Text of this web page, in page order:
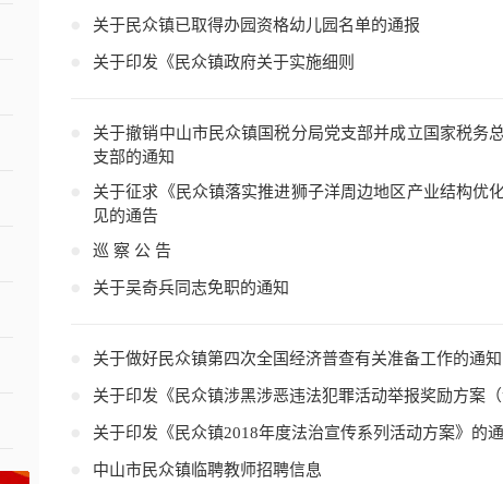
关于民众镇已取得办园资格幼儿园名单的通报
关于印发《民众镇政府关于实施细则
关于撤销中山市民众镇国税分局党支部并成立国家税务
支部的通知
关于征求《民众镇落实推进狮子洋周边地区产业结构优
见的通告
巡 察 公 告
关于吴奇兵同志免职的通知
关于做好民众镇第四次全国经济普查有关准备工作的通知
关于印发《民众镇涉黑涉恶违法犯罪活动举报奖励方案
关于印发《民众镇2018年度法治宣传系列活动方案》的
中山市民众镇临聘教师招聘信息